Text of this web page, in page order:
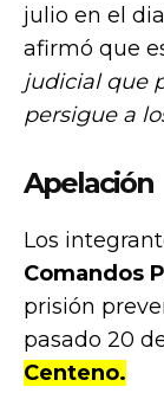
julio en el
afirmó que
judicial que
persigue a
Apelación
Los
Comandos
prisión
pasado 20
Centeno.